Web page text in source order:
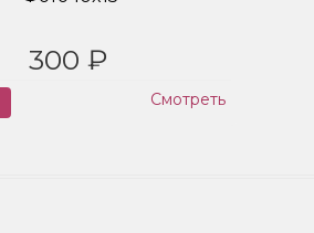
300 ₽
Смотреть